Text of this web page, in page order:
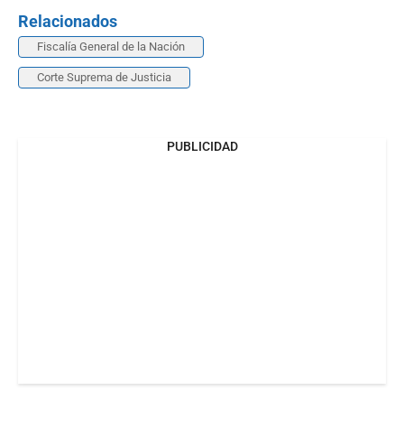
Relacionados
Fiscalía General de la Nación
Corte Suprema de Justicia
PUBLICIDAD